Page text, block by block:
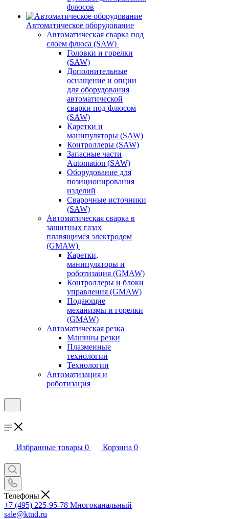
флюсов
Автоматическое оборудование
Автоматическая сварка под
слоем флюса (SAW)
Головки и горелки
(SAW)
Дополнительные
оснащение и опции
для оборудования
автоматической
сварки под флюсом
(SAW)
Каретки и
манипуляторы (SAW)
Контроллеры (SAW)
Запасные части
Automation (SAW)
Оборудование для
позиционирования
изделий
Сварочные источники
(SAW)
Автоматическая сварка в
защитных газах
плавящимся электродом
(GMAW)
Каретки,
манипуляторы и
роботизация (GMAW)
Контроллеры и блоки
управления (GMAW)
Подающие
механизмы и горелки
(GMAW)
Автоматическая резка
Машины резки
Плазменные
технологии
Технологии
Автоматизация и
роботизация
Избранные товары 0 Корзина 0
Телефоны
+7 (495) 225-95-78 Многоканальный
sale@ktnd.ru